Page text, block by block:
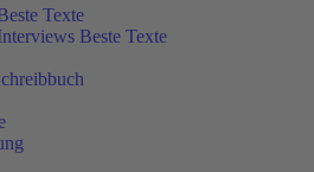
Texte
Beste Texte